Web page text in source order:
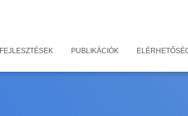
FEJLESZTÉSEK PUBLIKÁCIÓK